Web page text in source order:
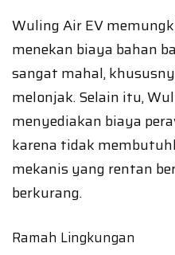
Wuling Air EV
menekan biaya bahan
sangat mahal,
melonjak. Selain itu,
menyediakan biaya
karena tidak
mekanis yang rentan
berkurang.
Ramah Lingkungan